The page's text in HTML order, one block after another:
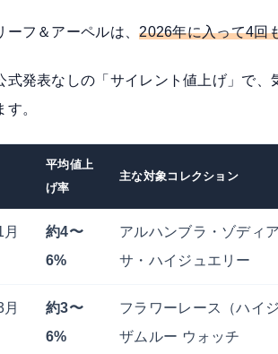
ーフ＆アーペルは、2026年に入って4回
式発表なしの「サイレント値上げ」で
。
平均値上
げ率
主な対象コレクション
約4〜
6%
アルハンブラ・ゾディ
サ・ハイジュエリー
約3〜
6%
フラワーレース（ハイ
ザムルー ウォッチ